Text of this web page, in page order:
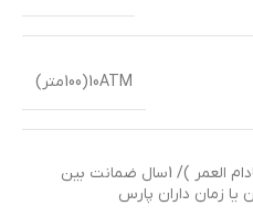
10ATM(100متر)
ضمانت اصالت کالا (مادام العمر )/ 1سال ضمانت بین
یا زمان داران پارس